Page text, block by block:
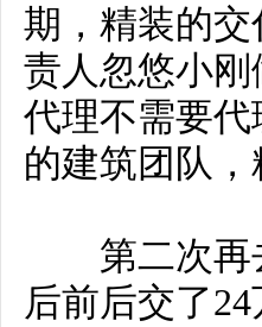
期，精装的
责人忽悠小
代理不需要
的建筑团队
第二次再去
后前后交了